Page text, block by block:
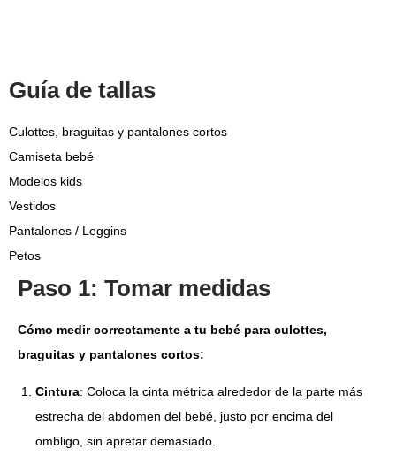
Guía de tallas
Culottes, braguitas y pantalones cortos
Camiseta bebé
Modelos kids
Vestidos
Pantalones / Leggins
Petos
Paso 1: Tomar medidas
Cómo medir correctamente a tu bebé para culottes,
braguitas y pantalones cortos:
Cintura: Coloca la cinta métrica alrededor de la parte más
estrecha del abdomen del bebé, justo por encima del
ombligo, sin apretar demasiado.